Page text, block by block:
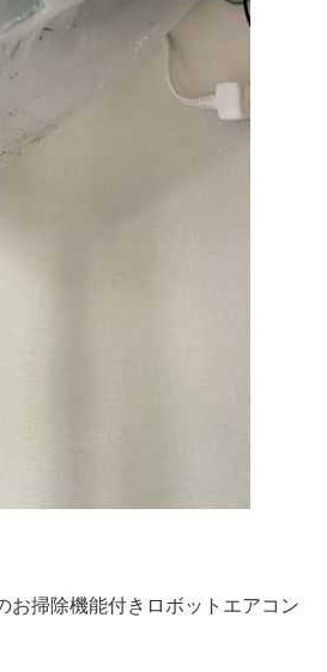
お掃除機能付きロボットエアコン